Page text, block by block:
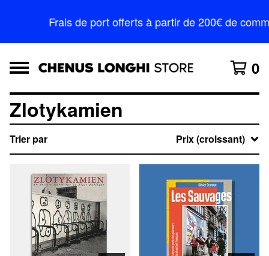
Frais de port offerts à partir de 200€ de
0
Zlotykamien
Trier par Prix (croissant)